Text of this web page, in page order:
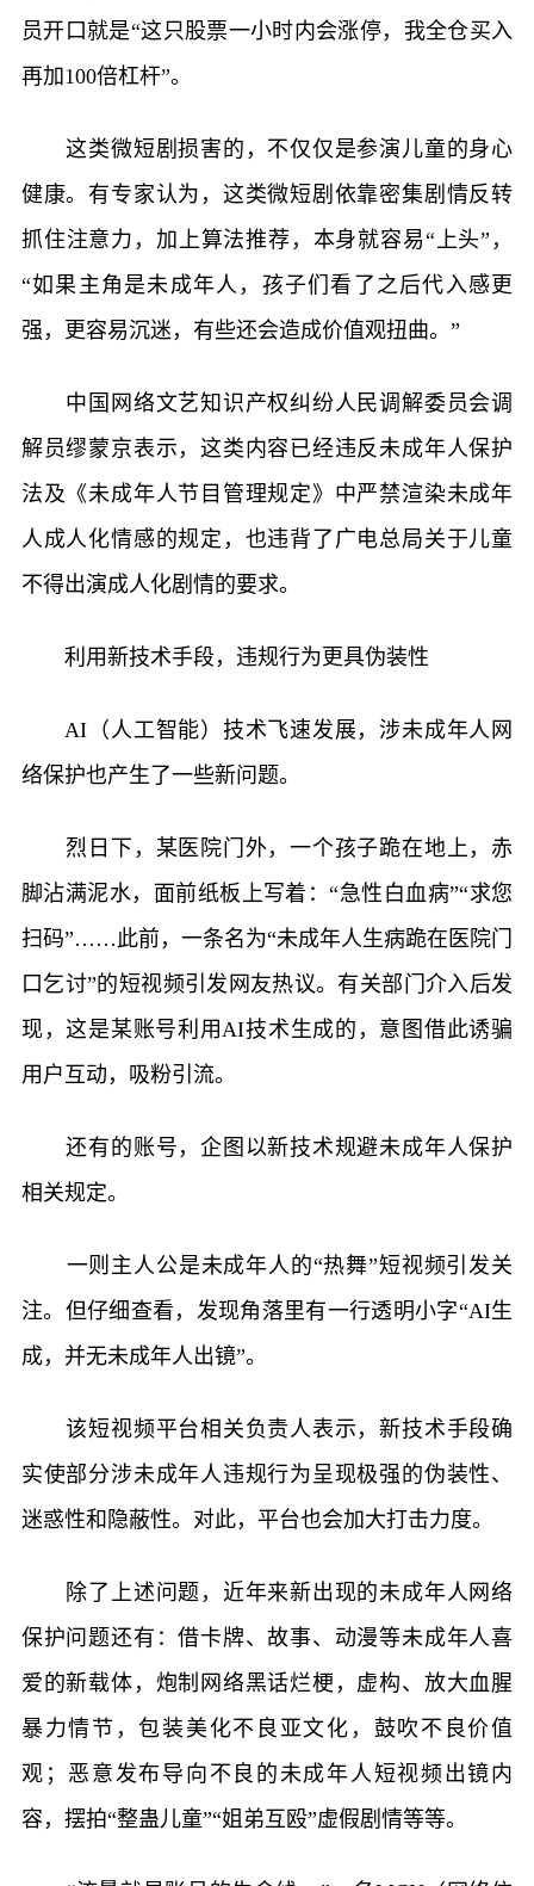
员开口就是“这只股票一小时内会涨停，我全仓买入
再加100倍杠杆”。
这类微短剧损害的，不仅仅是参演儿童的身心
健康。有专家认为，这类微短剧依靠密集剧情反转
抓住注意力，加上算法推荐，本身就容易“上头”，
“如果主角是未成年人，孩子们看了之后代入感更
强，更容易沉迷，有些还会造成价值观扭曲。”
中国网络文艺知识产权纠纷人民调解委员会调
解员缪蒙京表示，这类内容已经违反未成年人保护
法及《未成年人节目管理规定》中严禁渲染未成年
人成人化情感的规定，也违背了广电总局关于儿童
不得出演成人化剧情的要求。
利用新技术手段，违规行为更具伪装性
AI（人工智能）技术飞速发展，涉未成年人网
络保护也产生了一些新问题。
烈日下，某医院门外，一个孩子跪在地上，赤
脚沾满泥水，面前纸板上写着：“急性白血病”“求您
扫码”……此前，一条名为“未成年人生病跪在医院门
口乞讨”的短视频引发网友热议。有关部门介入后发
现，这是某账号利用AI技术生成的，意图借此诱骗
用户互动，吸粉引流。
还有的账号，企图以新技术规避未成年人保护
相关规定。
一则主人公是未成年人的“热舞”短视频引发关
注。但仔细查看，发现角落里有一行透明小字“AI生
成，并无未成年人出镜”。
该短视频平台相关负责人表示，新技术手段确
实使部分涉未成年人违规行为呈现极强的伪装性、
迷惑性和隐蔽性。对此，平台也会加大打击力度。
除了上述问题，近年来新出现的未成年人网络
保护问题还有：借卡牌、故事、动漫等未成年人喜
爱的新载体，炮制网络黑话烂梗，虚构、放大血腥
暴力情节，包装美化不良亚文化，鼓吹不良价值
观；恶意发布导向不良的未成年人短视频出镜内
容，摆拍“整蛊儿童”“姐弟互殴”虚假剧情等等。